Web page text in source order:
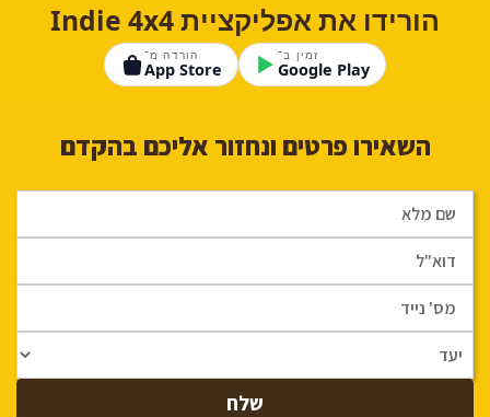
הורידו את אפליקציית Indie 4x4
זמין ב־
Google Play
הורדה מ־
App Store
השאירו פרטים ונחזור אליכם בהקדם